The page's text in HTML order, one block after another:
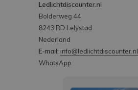
Ledlichtdiscounter.nl
Bolderweg 44
8243 RD Lelystad
Nederland
E-mail: info@ledlichtdiscounter.nl
WhatsApp